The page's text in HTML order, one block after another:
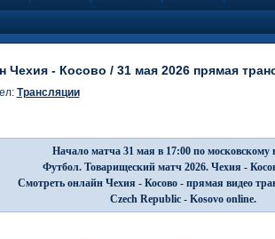
Чехия - Косово / 31 мая 2026 прямая
Трансляции
Начало матча 31 мая в 17:00 по московскому
Футбол. Товарищеский матч 2026. Чехия -
Смотреть онлайн Чехия - Косово - прямая видео
Czech Republic - Kosovo online.